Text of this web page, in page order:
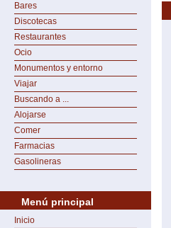
Bares
Discotecas
Restaurantes
Ocio
Monumentos y entorno
Viajar
Buscando a ...
Alojarse
Comer
Farmacias
Gasolineras
Menú principal
Inicio